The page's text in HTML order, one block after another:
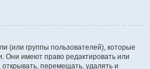
(или группы пользователей), которые
Они имеют право редактировать или
перемещать, удалять и